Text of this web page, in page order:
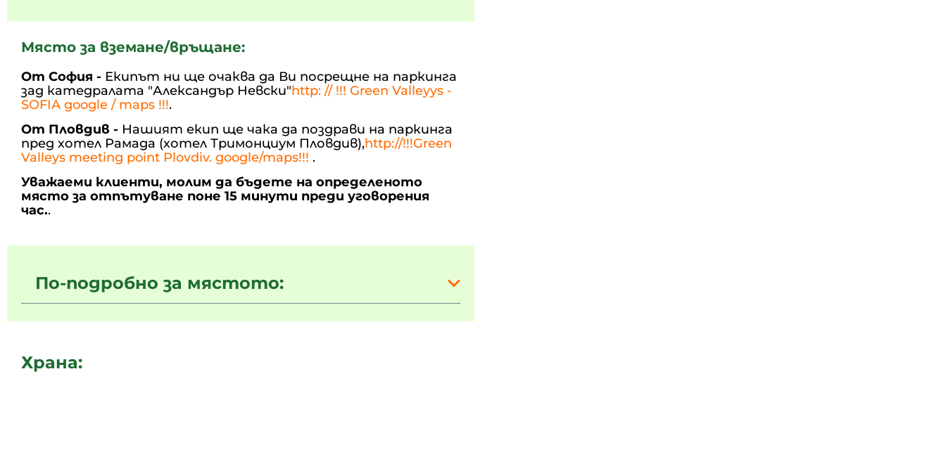
Място за вземане/връщане:
От София - Екипът ни ще очаква да Ви посрещне на паркинга
зад катедралата "Александър Невски"http: // !!! Green Valleyys -
SOFIA google / maps !!!.
От Пловдив - Нашият екип ще чака да поздрави на паркинга
пред хотел Рамада (хотел Тримонциум Пловдив),http://!!!Green
Valleys meeting point Plovdiv. google/maps!!! .
Уважаеми клиенти, молим да бъдете на определеното
място за отпътуване поне 15 минути преди уговорения
час..
По-подробно за мястото:
Храна: